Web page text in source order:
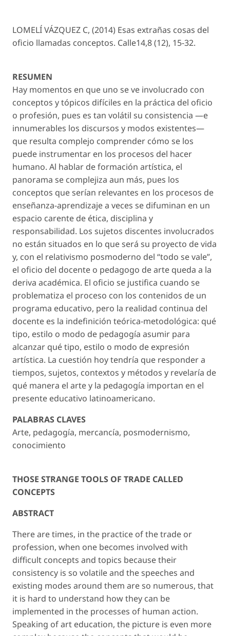
LOMELÍ VÁZQUEZ C, (2014) Esas extrañas cosas del
oficio llamadas conceptos. Calle14,8 (12), 15-32.
RESUMEN
Hay momentos en que uno se ve involucrado con
conceptos y tópicos difíciles en la práctica del oficio
o profesión, pues es tan volátil su consistencia —e
innumerables los discursos y modos existentes—
que resulta complejo comprender cómo se los
puede instrumentar en los procesos del hacer
humano. Al hablar de formación artística, el
panorama se complejiza aun más, pues los
conceptos que serían relevantes en los procesos de
enseñanza-aprendizaje a veces se difuminan en un
espacio carente de ética, disciplina y
responsabilidad. Los sujetos discentes involucrados
no están situados en lo que será su proyecto de vida
y, con el relativismo posmoderno del “todo se vale”,
el oficio del docente o pedagogo de arte queda a la
deriva académica. El oficio se justifica cuando se
problematiza el proceso con los contenidos de un
programa educativo, pero la realidad continua del
docente es la indefinición teórica-metodológica: qué
tipo, estilo o modo de pedagogía asumir para
alcanzar qué tipo, estilo o modo de expresión
artística. La cuestión hoy tendría que responder a
tiempos, sujetos, contextos y métodos y revelaría de
qué manera el arte y la pedagogía importan en el
presente educativo latinoamericano.
PALABRAS CLAVES
Arte, pedagogía, mercancía, posmodernismo,
conocimiento
THOSE STRANGE TOOLS OF TRADE CALLED
CONCEPTS
ABSTRACT
There are times, in the practice of the trade or
profession, when one becomes involved with
difficult concepts and topics because their
consistency is so volatile and the speeches and
existing modes around them are so numerous, that
it is hard to understand how they can be
implemented in the processes of human action.
Speaking of art education, the picture is even more